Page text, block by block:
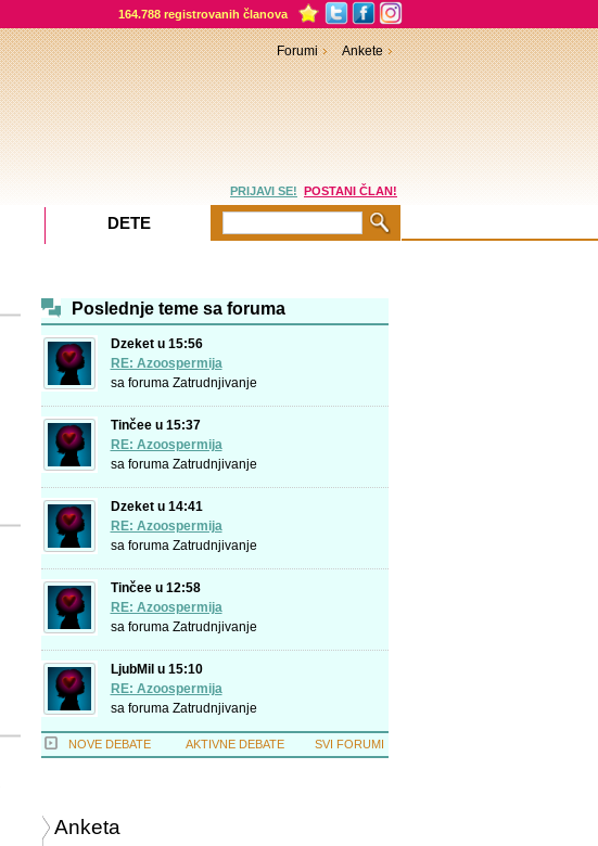
164.788 registrovanih članova
Poslednje teme sa foruma
Dzeket u 15:56
RE: Azoospermija
sa foruma Zatrudnjivanje
Tinčee u 15:37
RE: Azoospermija
sa foruma Zatrudnjivanje
Dzeket u 14:41
RE: Azoospermija
sa foruma Zatrudnjivanje
Tinčee u 12:58
RE: Azoospermija
sa foruma Zatrudnjivanje
LjubMil u 15:10
RE: Azoospermija
sa foruma Zatrudnjivanje
NOVE DEBATE AKTIVNE DEBATE SVI FORUMI
Anketa
Forumi Ankete
PRIJAVI SE! POSTANI ČLAN!
DETE